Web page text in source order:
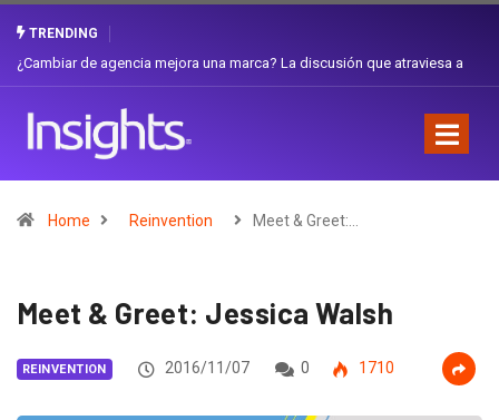
TRENDING
Gabriela Herrera y el arte de cambiarse el sombrero en Corporación
Home Reinvention Meet & Greet:…
Meet & Greet: Jessica Walsh
REINVENTION 2016/11/07 0 1710